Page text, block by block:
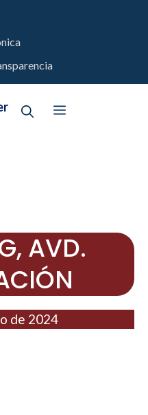
Menú
AVD.
de 2024